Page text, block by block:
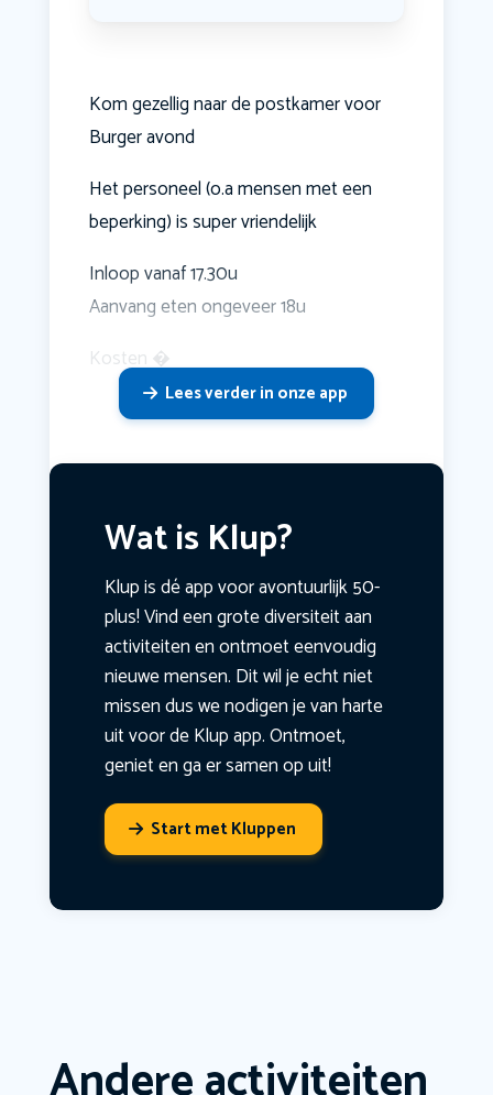
Kom gezellig naar de postkamer voor
Burger avond
Het personeel (o.a mensen met een
beperking) is super vriendelijk
Inloop vanaf 17.30u
Aanvang eten ongeveer 18u
Kosten �
Lees verder in onze app
Wat is Klup?
Klup is dé app voor avontuurlijk 50-
plus! Vind een grote diversiteit aan
activiteiten en ontmoet eenvoudig
nieuwe mensen. Dit wil je echt niet
missen dus we nodigen je van harte
uit voor de Klup app. Ontmoet,
geniet en ga er samen op uit!
Start met Kluppen